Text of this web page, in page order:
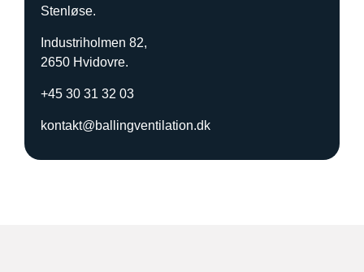
Stenløse.
Industriholmen 82,
2650 Hvidovre.
+45 30 31 32 03
kontakt@ballingventilation.dk